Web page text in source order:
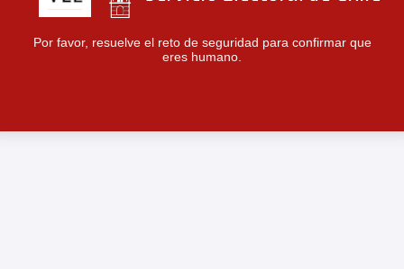
Por favor, resuelve el reto de seguridad para confirmar que
eres humano.